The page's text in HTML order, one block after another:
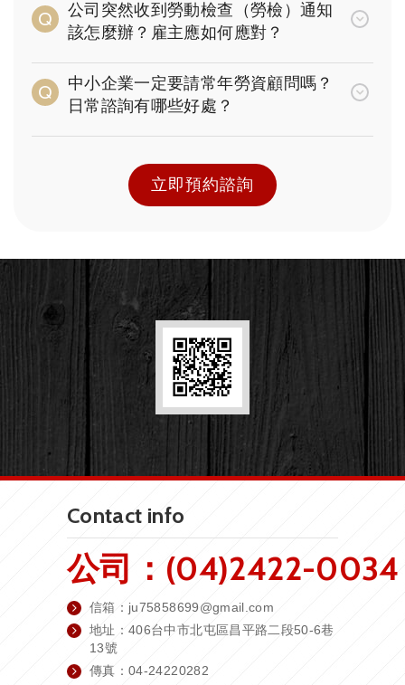
公司突然收到勞動檢查（勞檢）通知
該怎麼辦？雇主應如何應對？
中小企業一定要請常年勞資顧問嗎？
日常諮詢有哪些好處？
立即預約諮詢
Contact info
公司：(04)2422-0034
信箱： ju75858699@gmail.com
地址：406台中市北屯區昌平路二段50-6巷
13號
傳真：04-24220282